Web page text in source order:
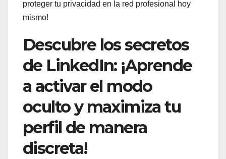
proteger tu privacidad en la red profesional hoy
mismo!
Descubre los secretos
de LinkedIn: ¡Aprende
a activar el modo
oculto y maximiza tu
perfil de manera
discreta!